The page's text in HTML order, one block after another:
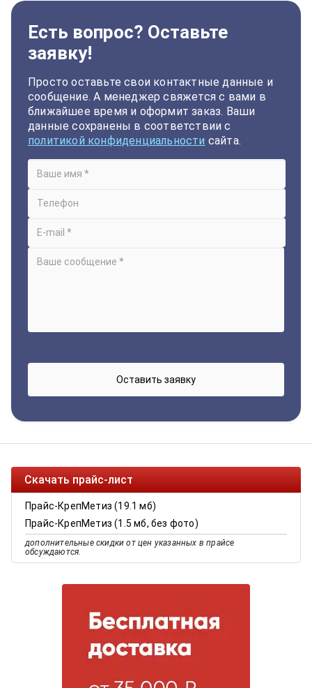
Есть вопрос? Оставьте
заявку!
Просто оставьте свои контактные данные и
сообщение. А менеджер свяжется с вами в
ближайшее время и оформит заказ. Ваши
данные сохранены в соответствии с
политикой конфиденциальности сайта.
Скачать прайс-лист
Прайс-КрепМетиз (19.1 мб)
Прайс-КрепМетиз (1.5 мб, без фото)
дополнительные скидки от цен указанных в прайсе
обсуждаются.